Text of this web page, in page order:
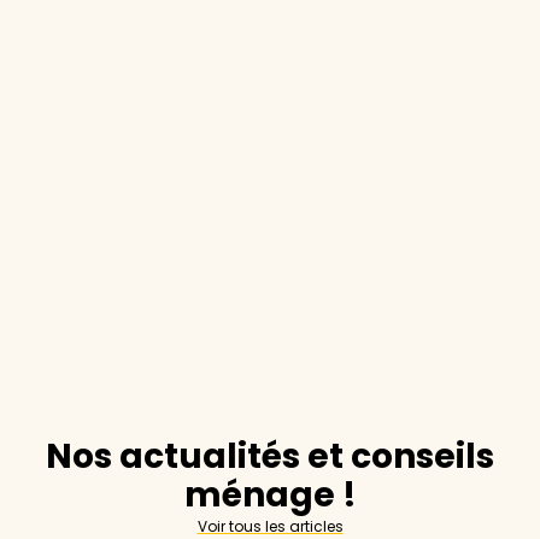
Nos actualités et conseils
ménage !
Voir tous les articles